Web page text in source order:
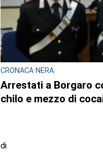
CRONACA NERA
Arrestati a Borgaro
chilo e mezzo di
di